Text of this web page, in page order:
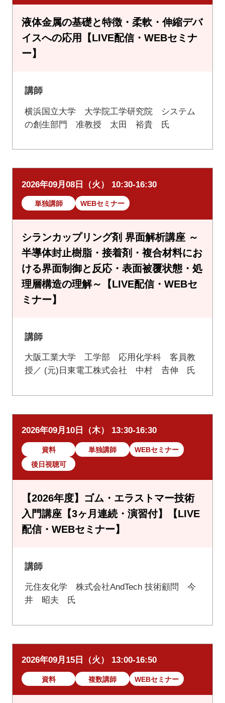
液体金属の基礎と特徴・柔軟・伸縮デバ
イスへの応用【LIVE配信・WEBセミナ
ー】
講師
横浜国立大学 大学院工学研究院 システム
の創生部門 准教授 太田 裕貴 氏
2026年09月08日（火） 10:30-16:30
単独講師 WEBセミナー
シランカップリング剤 界面解析講座 ～
半導体封止樹脂・接着剤・複合材料にお
ける界面制御と反応・表面被覆状態・処
理層構造の理解～【LIVE配信・WEBセ
ミナー】
講師
大阪工業大学 工学部 応用化学科 客員教
授／ (元)日東電工株式会社 中村 𠮷伸 氏
2026年09月10日（木） 13:30-16:30
資料 単独講師
WEBセミナー
後日視聴可
【2026年度】ゴム・エラストマー技術
入門講座【3ヶ月連続・演習付】【LIVE
配信・WEBセミナー】
講師
元住友化学 株式会社AndTech 技術顧問 今
井 昭夫 氏
2026年09月15日（火） 13:00-16:50
資料 複数講師 WEBセミナー